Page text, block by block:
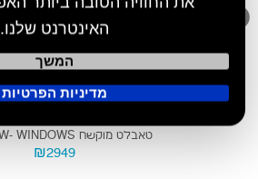
האינטרנט שלנו.
המשך
מדיניות הפרטיות
טאבלט מוקשח SIT-208W- WINDOWS
₪2949